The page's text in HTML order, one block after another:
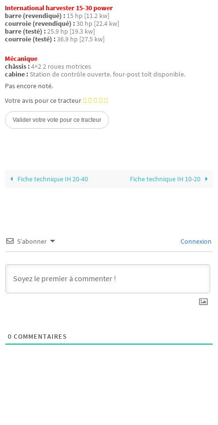
International harvester 15-30 power
barre (revendiqué) : 15 hp [11.2 kw]
courroie (revendiqué) :30 hp [22.4 kw]
barre (testé) :25.9 hp [19.3 kw]
courroie (testé) :36.9 hp [27.5 kw]
Mécanique
châssis :4×2 2 roues motrices
cabine : Station de contrôle ouverte. four-post toît disponible.
Pas encore noté.
Votre avis pour ce tracteur
Fiche technique IH 20-40 Fiche technique IH 10-20
S’abonner Connexion
0 COMMENTAIRES